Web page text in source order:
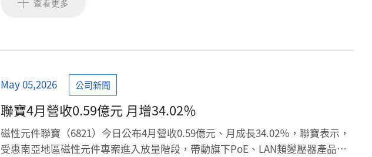
查看更多
May 05,2026 公司新聞
聯寶4月營收0.59億元 月增34.02％
磁性元件聯寶（6821）今日公布4月營收0.59億元、月成長34.02％，聯寶表示，
受惠南亞地區磁性元件專案進入放量階段，帶動旗下PoE、LAN類變壓器產品出